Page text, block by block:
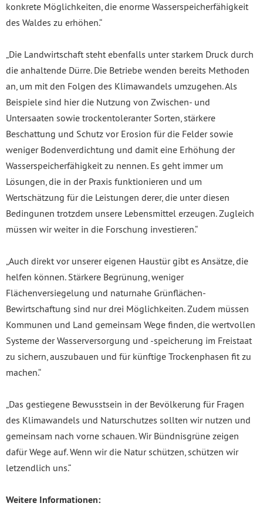
konkrete Möglichkeiten, die enorme Wasserspeicherfähigkeit
des Waldes zu erhöhen.“
„Die Landwirtschaft steht ebenfalls unter starkem Druck durch
die anhaltende Dürre. Die Betriebe wenden bereits Methoden
an, um mit den Folgen des Klimawandels umzugehen. Als
Beispiele sind hier die Nutzung von Zwischen- und
Untersaaten sowie trockentoleranter Sorten, stärkere
Beschattung und Schutz vor Erosion für die Felder sowie
weniger Bodenverdichtung und damit eine Erhöhung der
Wasserspeicherfähigkeit zu nennen. Es geht immer um
Lösungen, die in der Praxis funktionieren und um
Wertschätzung für die Leistungen derer, die unter diesen
Bedingunen trotzdem unsere Lebensmittel erzeugen. Zugleich
müssen wir weiter in die Forschung investieren.“
„Auch direkt vor unserer eigenen Haustür gibt es Ansätze, die
helfen können. Stärkere Begrünung, weniger
Flächenversiegelung und naturnahe Grünflächen-
Bewirtschaftung sind nur drei Möglichkeiten. Zudem müssen
Kommunen und Land gemeinsam Wege finden, die wertvollen
Systeme der Wasserversorgung und -speicherung im Freistaat
zu sichern, auszubauen und für künftige Trockenphasen fit zu
machen.“
„Das gestiegene Bewusstsein in der Bevölkerung für Fragen
des Klimawandels und Naturschutzes sollten wir nutzen und
gemeinsam nach vorne schauen. Wir Bündnisgrüne zeigen
dafür Wege auf. Wenn wir die Natur schützen, schützen wir
letzendlich uns.“
Weitere Informationen: